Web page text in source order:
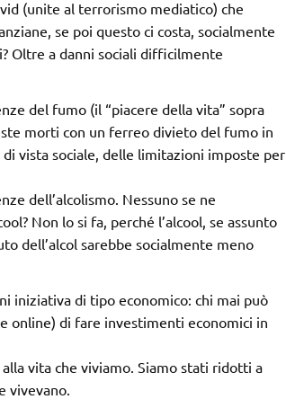
(unite al terrorismo mediatico) che
se poi questo ci costa, socialmente
Oltre a danni sociali difficilmente
del fumo (il “piacere della vita” sopra
morti con un ferreo divieto del fumo in
vista sociale, delle limitazioni imposte per
dell’alcolismo. Nessuno se ne
Non lo si fa, perché l’alcool, se assunto
dell’alcol sarebbe socialmente meno
iniziativa di tipo economico: chi mai può
online) di fare investimenti economici in
vita che viviamo. Siamo stati ridotti a
vivevano.